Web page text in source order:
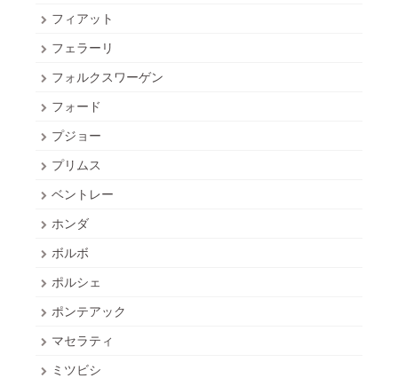
フィアット
フェラーリ
フォルクスワーゲン
フォード
プジョー
プリムス
ベントレー
ホンダ
ボルボ
ポルシェ
ポンテアック
マセラティ
ミツビシ